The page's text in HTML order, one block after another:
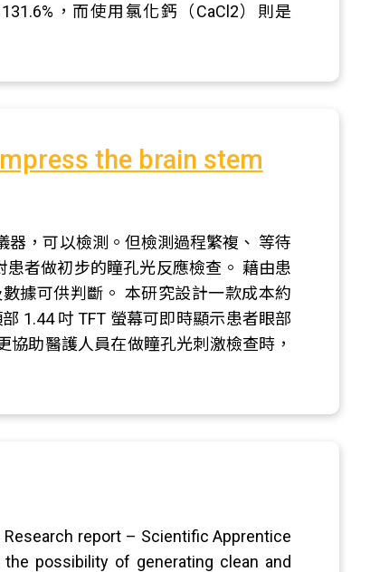
，而使用氯化鈣（CaCl2）則是
the brain stem
，可以檢測。但檢測過程繁複、 等待
者做初步的瞳孔光反應檢查。 藉由患
據可供判斷。 本研究設計一款成本約
1.44 吋 TFT 螢幕可即時顯示患者眼部
助醫護人員在做瞳孔光刺激檢查時，
Research report – Scientific Apprentice
the possibility of generating clean and